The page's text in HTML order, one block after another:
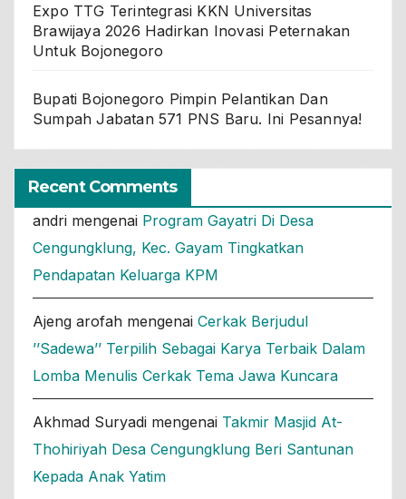
Expo TTG Terintegrasi KKN Universitas
Brawijaya 2026 Hadirkan Inovasi Peternakan
Untuk Bojonegoro
Bupati Bojonegoro Pimpin Pelantikan Dan
Sumpah Jabatan 571 PNS Baru. Ini Pesannya!
Recent Comments
andri mengenai Program Gayatri Di Desa
Cengungklung, Kec. Gayam Tingkatkan
Pendapatan Keluarga KPM
Ajeng arofah mengenai Cerkak Berjudul
’’Sadewa’’ Terpilih Sebagai Karya Terbaik Dalam
Lomba Menulis Cerkak Tema Jawa Kuncara
Akhmad Suryadi mengenai Takmir Masjid At-
Thohiriyah Desa Cengungklung Beri Santunan
Kepada Anak Yatim